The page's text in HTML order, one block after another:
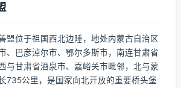
盟位于祖国西北边陲，地处内蒙古自治区
、巴彦淖尔市、鄂尔多斯市，南连甘肃省
与甘肃省酒泉市、嘉峪关市毗邻，北与蒙
735公里，是国家向北开放的重要桥头堡